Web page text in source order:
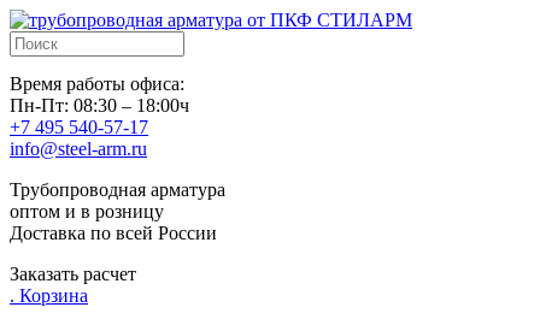
Время работы офиса:
Пн-Пт: 08:30 – 18:00ч
+7 495 540-57-17
info@steel-arm.ru
Трубопроводная арматура
оптом и в розницу
Доставка по всей России
Заказать расчет
. Корзина